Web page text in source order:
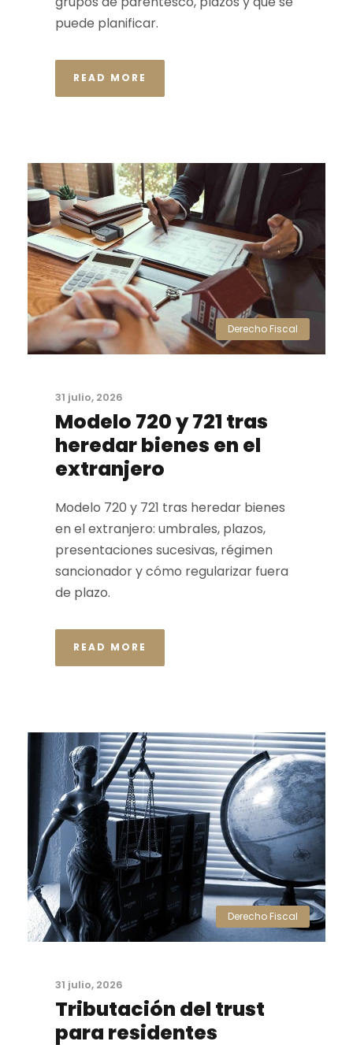
puede planificar.
READ MORE
Derecho Fiscal
31 julio, 2026
Modelo 720 y 721 tras
heredar bienes en el
extranjero
Modelo 720 y 721 tras heredar bienes
en el extranjero: umbrales, plazos,
presentaciones sucesivas, régimen
sancionador y cómo regularizar fuera
de plazo.
READ MORE
Derecho Fiscal
31 julio, 2026
Tributación del trust
para residentes